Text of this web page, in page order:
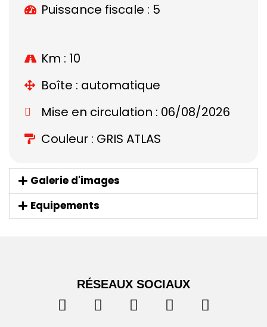
Puissance fiscale : 5
Km : 10
Boîte : automatique
Mise en circulation : 06/08/2026
Couleur : GRIS ATLAS
Galerie d'images
Equipements
RÉSEAUX SOCIAUX